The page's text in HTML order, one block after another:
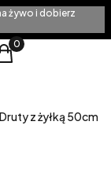
żywo i dobierz
się w
Koszyk
Druty z żyłką 50cm